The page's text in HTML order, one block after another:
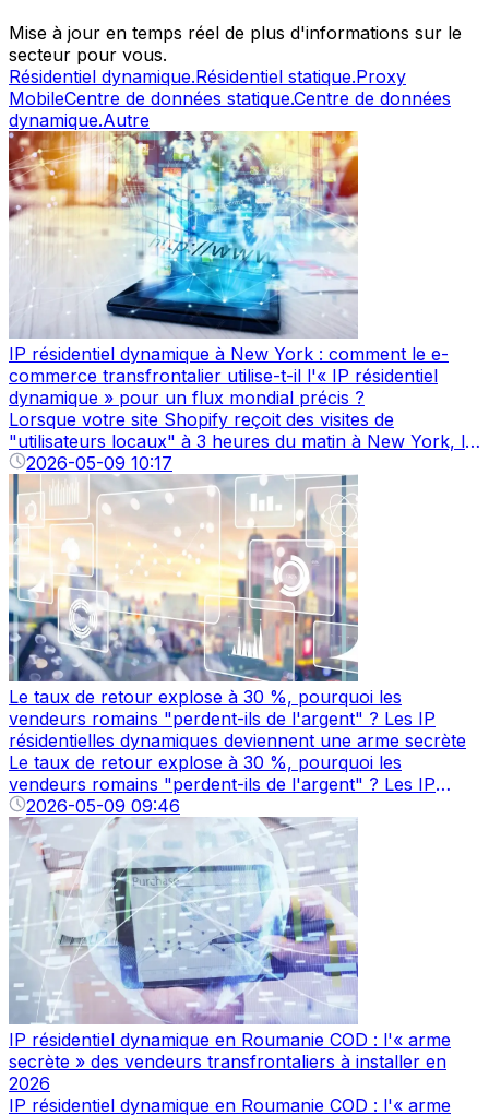
Mise à jour en temps réel de plus d'informations sur le
secteur pour vous.
Résidentiel dynamique.Résidentiel statique.Proxy
MobileCentre de données statique.Centre de données
dynamique.Autre
IP résidentiel dynamique à New York : comment le e-
commerce transfrontalier utilise-t-il l'« IP résidentiel
dynamique » pour un flux mondial précis ?
Lorsque votre site Shopify reçoit des visites de
"utilisateurs locaux" à 3 heures du matin à New York, le
secret est l'IP résidentiel dynamique de New York.
2026-05-09 10:17
Le taux de retour explose à 30 %, pourquoi les
vendeurs romains "perdent-ils de l'argent" ? Les IP
résidentielles dynamiques deviennent une arme secrète
Le taux de retour explose à 30 %, pourquoi les
vendeurs romains "perdent-ils de l'argent" ? Les IP
résidentielles dynamiques deviennent une arme secrète
—— Lorsque le coût des retours engloutit les bénéfices,
le commerce électronique transfrontalier romain
traverse une épreuve silencieuse.
2026-05-09 09:46
IP résidentiel dynamique en Roumanie COD : l'« arme
secrète » des vendeurs transfrontaliers à installer en
2026
IP résidentiel dynamique en Roumanie COD : l'« arme